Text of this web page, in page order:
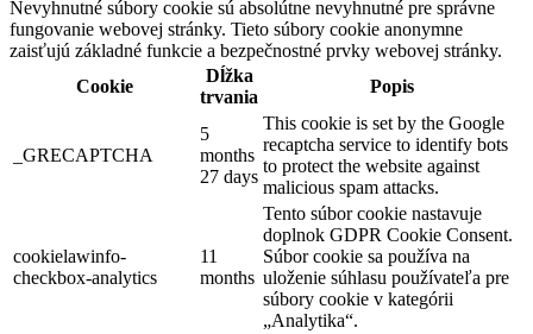
Nevyhnutné súbory cookie sú absolútne nevyhnutné pre správne
fungovanie webovej stránky. Tieto súbory cookie anonymne
zaisťujú základné funkcie a bezpečnostné prvky webovej stránky.
Cookie
Dĺžka
trvania
Popis
_GRECAPTCHA
5
months
27 days
This cookie is set by the Google
recaptcha service to identify bots
to protect the website against
malicious spam attacks.
cookielawinfo-
checkbox-analytics
11
months
Tento súbor cookie nastavuje
doplnok GDPR Cookie Consent.
Súbor cookie sa používa na
uloženie súhlasu používateľa pre
súbory cookie v kategórii
„Analytika“.